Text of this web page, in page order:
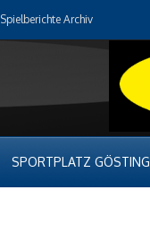
Spielberichte Archiv
SPORTPLATZ GÖSTING